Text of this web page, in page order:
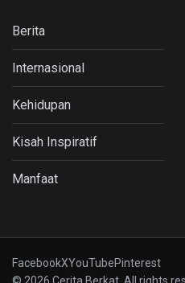
Berita
Internasional
Kehidupan
Kisah Inspiratif
Manfaat
FacebookXYouTubePinterest
© 2026 Cerita Berkat. All rights